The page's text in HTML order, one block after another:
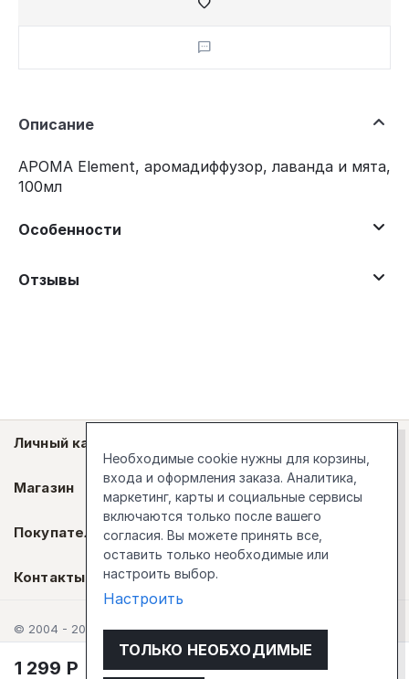
1 299 Р В корзину
Описание
АРОМА Element, аромадиффузор, лаванда и мята,
100мл
Особенности
Отзывы
Личный кабинет
Магазин
Покупателям
Контакты
© 2004 - 2026 Стокгольм
Необходимые cookie нужны для корзины,
входа и оформления заказа. Аналитика,
маркетинг, карты и социальные сервисы
включаются только после вашего
согласия. Вы можете принять все,
оставить только необходимые или
настроить выбор.
Настроить
ТОЛЬКО НЕОБХОДИМЫЕ